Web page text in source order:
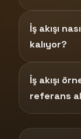
İş akışı
kalıyor?
İş akışı
referans